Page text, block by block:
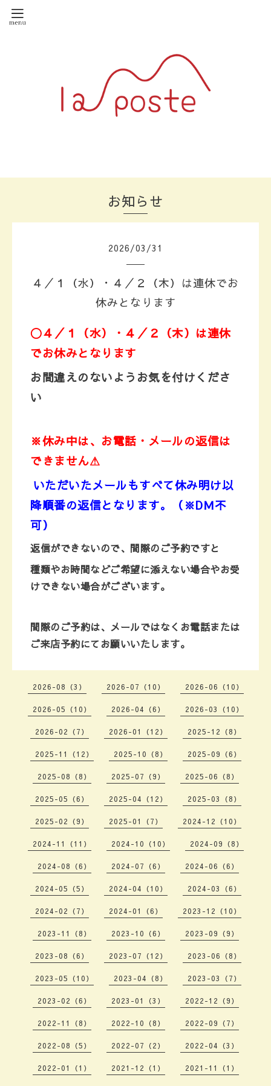
お知らせ
2026/03 /31
４／１（水）・４／２（木）は連休でお
休みとなります
〇４／１（水）・４／２（木）は連休
でお休みとなります
お間違えのないようお気を付けくださ
い
※休み中は、お電話・メールの返信は
できません⚠
いただいたメールもすべて休み明け以
降順番の返信となります。
（※DＭ不
可）
返信ができないので、間際のご予約ですと
種類やお時間などご希望に添えない場合やお受
けできない場合がございます。
間際のご予約は、メールではなくお電話または
ご来店予約にて お願いいたします。
2026-08（3） 2026-07（10） 2026-06（10）
2026-05（10） 2026-04（6） 2026-03（10）
2026-02（7） 2026-01（12） 2025-12（8）
2025-11（12） 2025-10（8） 2025-09（6）
2025-08（8） 2025-07（9） 2025-06（8）
2025-05（6） 2025-04（12） 2025-03（8）
2025-02（9） 2025-01（7） 2024-12（10）
2024-11（11） 2024-10（10） 2024-09（8）
2024-08（6） 2024-07（6） 2024-06（6）
2024-05（5） 2024-04（10） 2024-03（6）
2024-02（7） 2024-01（6） 2023-12（10）
2023-11（8） 2023-10（6） 2023-09（9）
2023-08（6） 2023-07（12） 2023-06（8）
2023-05（10） 2023-04（8） 2023-03（7）
2023-02（6） 2023-01（3） 2022-12（9）
2022-11（8） 2022-10（8） 2022-09（7）
2022-08（5） 2022-07（2） 2022-04（3）
2022-01（1） 2021-12（1） 2021-11（1）